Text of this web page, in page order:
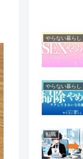
やらない暮らし
やらない暮らし
転職